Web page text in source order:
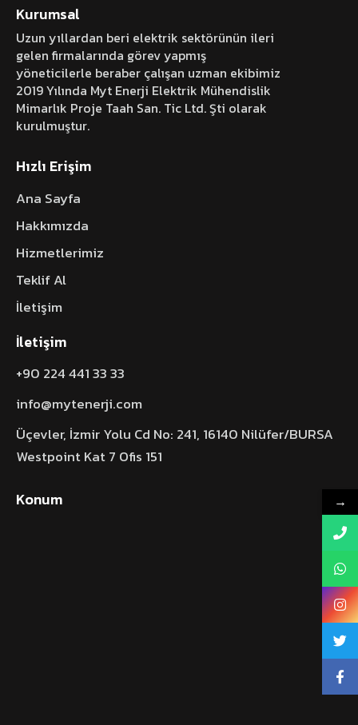
Kurumsal
Uzun yıllardan beri elektrik sektörünün ileri
gelen firmalarında görev yapmış
yöneticilerle beraber çalışan uzman ekibimiz
2019 Yılında Myt Enerji Elektrik Mühendislik
Mimarlık Proje Taah San. Tic Ltd. Şti olarak
kurulmuştur.
Hızlı Erişim
Ana Sayfa
Hakkımızda
Hizmetlerimiz
Teklif Al
İletişim
İletişim
+90 224 441 33 33
info@mytenerji.com
Üçevler, İzmir Yolu Cd No: 241, 16140 Nilüfer/BURSA
Westpoint Kat 7 Ofis 151
Konum →